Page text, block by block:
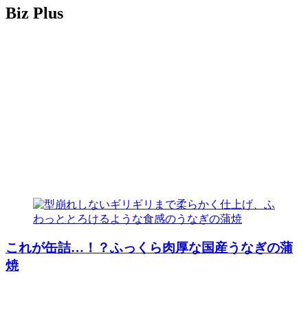
Biz Plus
これが缶詰…！？ふっくら肉厚な国産うなぎの蒲
焼